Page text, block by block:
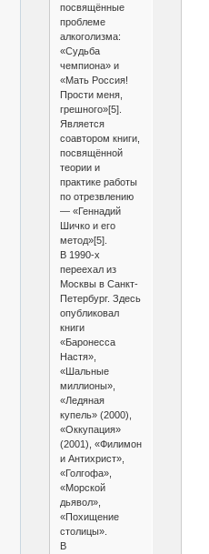
посвящённые
проблеме
алкоголизма:
«Судьба
чемпиона» и
«Мать Россия!
Прости меня,
грешного»[5].
Является
соавтором книги,
посвящённой
теории и
практике работы
по отрезвлению
— «Геннадий
Шичко и его
метод»[5].
В 1990-х
переехал из
Москвы в Санкт-
Петербург. Здесь
опубликовал
книги
«Баронесса
Настя»,
«Шальные
миллионы»,
«Ледяная
купель» (2000),
«Оккупация»
(2001), «Филимон
и Антихрист»,
«Голгофа»,
«Морской
дьявол»,
«Похищение
столицы».
В